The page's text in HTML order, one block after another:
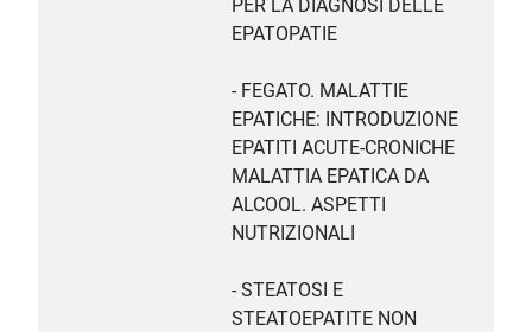
PER LA DIAGNOSI DELLE
EPATOPATIE
- FEGATO. MALATTIE
EPATICHE: INTRODUZIONE
EPATITI ACUTE-CRONICHE
MALATTIA EPATICA DA
ALCOOL. ASPETTI
NUTRIZIONALI
- STEATOSI E
STEATOEPATITE NON